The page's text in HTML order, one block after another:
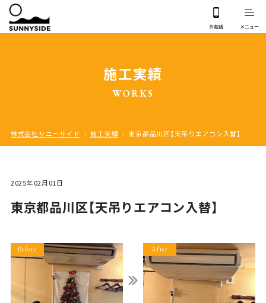
施工実績
WORKS
株式会社サニーサイド › 施工実績 › 東京都品川区【天吊りエアコン入替】
2025年02月01日
東京都品川区【天吊りエアコン入替】